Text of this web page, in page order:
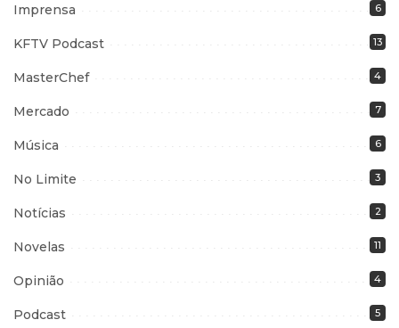
Imprensa 6
KFTV Podcast 13
MasterChef 4
Mercado 7
Música 6
No Limite 3
Notícias 2
Novelas 11
Opinião 4
Podcast 5